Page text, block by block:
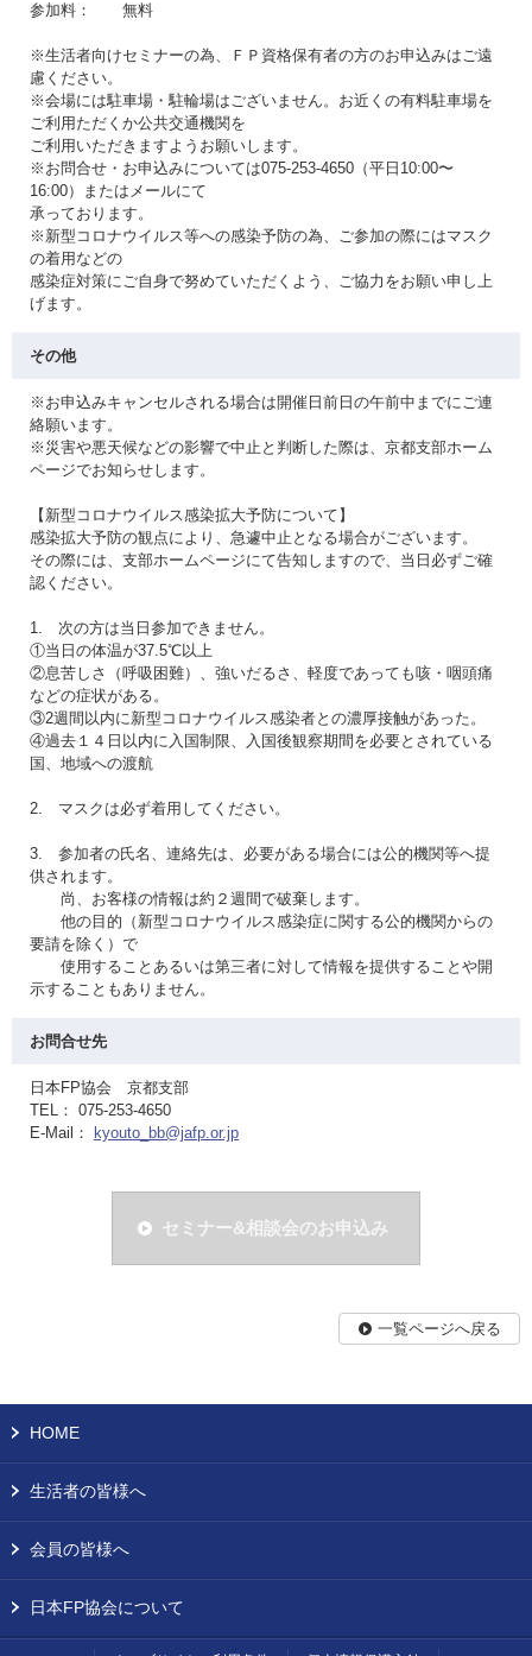
参加料： 無料
※生活者向けセミナーの為、ＦＰ資格保有者の方のお申込みはご遠
慮ください。
※会場には駐車場・駐輪場はございません。お近くの有料駐車場を
ご利用ただくか公共交通機関を
ご利用いただきますようお願いします。
※お問合せ・お申込みについては075-253-4650（平日10:00〜
16:00）またはメールにて
承っております。
※新型コロナウイルス等への感染予防の為、ご参加の際にはマスク
の着用などの
感染症対策にご自身で努めていただくよう、ご協力をお願い申し上
げます。
その他
※お申込みキャンセルされる場合は開催日前日の午前中までにご連
絡願います。
※災害や悪天候などの影響で中止と判断した際は、京都支部ホーム
ページでお知らせします。
【新型コロナウイルス感染拡大予防について】
感染拡大予防の観点により、急遽中止となる場合がございます。
その際には、支部ホームページにて告知しますので、当日必ずご確
認ください。
1. 次の方は当日参加できません。
①当日の体温が37.5℃以上
②息苦しさ（呼吸困難）、強いだるさ、軽度であっても咳・咽頭痛
などの症状がある。
③2週間以内に新型コロナウイルス感染者との濃厚接触があった。
④過去１４日以内に入国制限、入国後観察期間を必要とされている
国、地域への渡航
2. マスクは必ず着用してください。
3. 参加者の氏名、連絡先は、必要がある場合には公的機関等へ提
供されます。
尚、お客様の情報は約２週間で破棄します。
他の目的（新型コロナウイルス感染症に関する公的機関からの
要請を除く）で
使用することあるいは第三者に対して情報を提供することや開
示することもありません。
お問合せ先
日本FP協会 京都支部
TEL： 075-253-4650
E-Mail：
kyouto_bb@jafp.or.jp
セミナー&相談会のお申込み
一覧ページへ戻る
HOME
生活者の皆様へ
会員の皆様へ
日本FP協会について